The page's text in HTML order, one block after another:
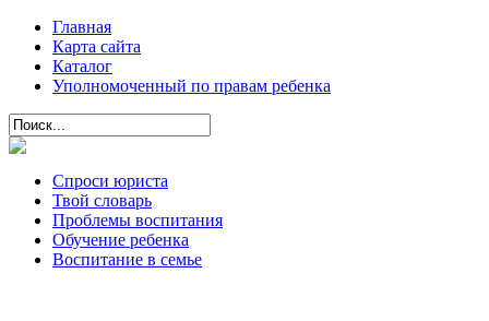
Главная
Карта сайта
Каталог
Уполномоченный по правам ребенка
Спроси юриста
Твой словарь
Проблемы воспитания
Обучение ребенка
Воспитание в семье